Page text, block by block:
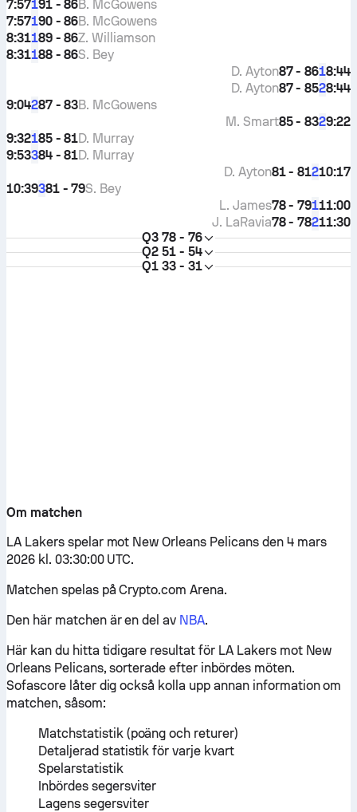
7:57191 - 86B. McGowens
7:57190 - 86B. McGowens
8:31189 - 86Z. Williamson
8:31188 - 86S. Bey
8:44
1
87 - 86
D. Ayton
8:44
2
87 - 85
D. Ayton
9:04287 - 83B. McGowens
9:22
2
85 - 83
M. Smart
9:32185 - 81D. Murray
9:53384 - 81D. Murray
10:17
2
81 - 81
D. Ayton
10:39381 - 79S. Bey
11:00
1
78 - 79
L. James
11:30
2
78 - 78
J. LaRavia
Q3 78 - 76
Q2 51 - 54
Q1 33 - 31
Om matchen
LA Lakers spelar mot New Orleans Pelicans den 4 mars
2026 kl. 03:30:00 UTC.
Matchen spelas på Crypto.com Arena.
Den här matchen är en del av NBA.
Här kan du hitta tidigare resultat för LA Lakers mot New
Orleans Pelicans, sorterade efter inbördes möten.
Sofascore låter dig också kolla upp annan information om
matchen, såsom:
Matchstatistik (poäng och returer)
Detaljerad statistik för varje kvart
Spelarstatistik
Inbördes segersviter
Lagens segersviter